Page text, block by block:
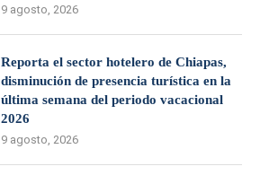
9 agosto, 2026
Reporta el sector hotelero de Chiapas,
disminución de presencia turística en la
última semana del periodo vacacional
2026
9 agosto, 2026